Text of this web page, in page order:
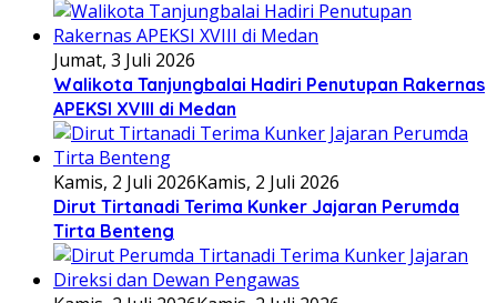
Jumat, 3 Juli 2026
Walikota Tanjungbalai Hadiri Penutupan Rakernas
APEKSI XVIII di Medan
Kamis, 2 Juli 2026Kamis, 2 Juli 2026
Dirut Tirtanadi Terima Kunker Jajaran Perumda
Tirta Benteng